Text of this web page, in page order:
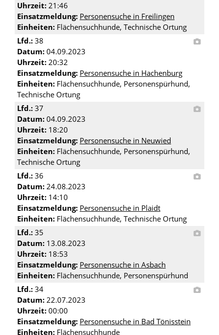
Uhrzeit: 21:46
Einsatzmeldung: Personensuche in Freilingen
Einheiten: Flächensuchhunde, Technische Ortung
Lfd.: 38
Datum: 04.09.2023
Uhrzeit: 20:32
Einsatzmeldung: Personensuche in Hachenburg
Einheiten: Flächensuchhunde, Personenspürhund,
Technische Ortung
Lfd.: 37
Datum: 04.09.2023
Uhrzeit: 18:20
Einsatzmeldung: Personensuche in Neuwied
Einheiten: Flächensuchhunde, Personenspürhund,
Technische Ortung
Lfd.: 36
Datum: 24.08.2023
Uhrzeit: 14:10
Einsatzmeldung: Personensuche in Plaidt
Einheiten: Flächensuchhunde, Technische Ortung
Lfd.: 35
Datum: 13.08.2023
Uhrzeit: 18:53
Einsatzmeldung: Personensuche in Asbach
Einheiten: Flächensuchhunde, Personenspürhund
Lfd.: 34
Datum: 22.07.2023
Uhrzeit: 00:00
Einsatzmeldung: Personensuche in Bad Tönisstein
Einheiten: Flächensuchhunde